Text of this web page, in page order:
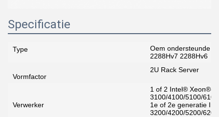
Specificatie
Type
Oem ondersteunde
2288Hv7 2288Hv6
Vormfactor
2U Rack Server
Verwerker
1 of 2 Intel® Xeon®-
3100/4100/5100/
1e of 2e generatie
3200/4200/5200/